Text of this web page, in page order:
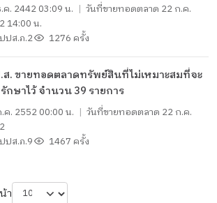
ค. 2442 03:09 น. | วันที่ขายทอดตลาด 22 ก.ค.
14:00 น.
ปปส.ภ.2
1276 ครั้ง
. ขายทอดตลาดทรัพย์สินที่ไม่เหมาะสมที่จะ
กษาไว้ จำนวน 39 รายการ
ค. 2552 00:00 น. | วันที่ขายทอดตลาด 22 ก.ค.
ปปส.ภ.9
1467 ครั้ง
า